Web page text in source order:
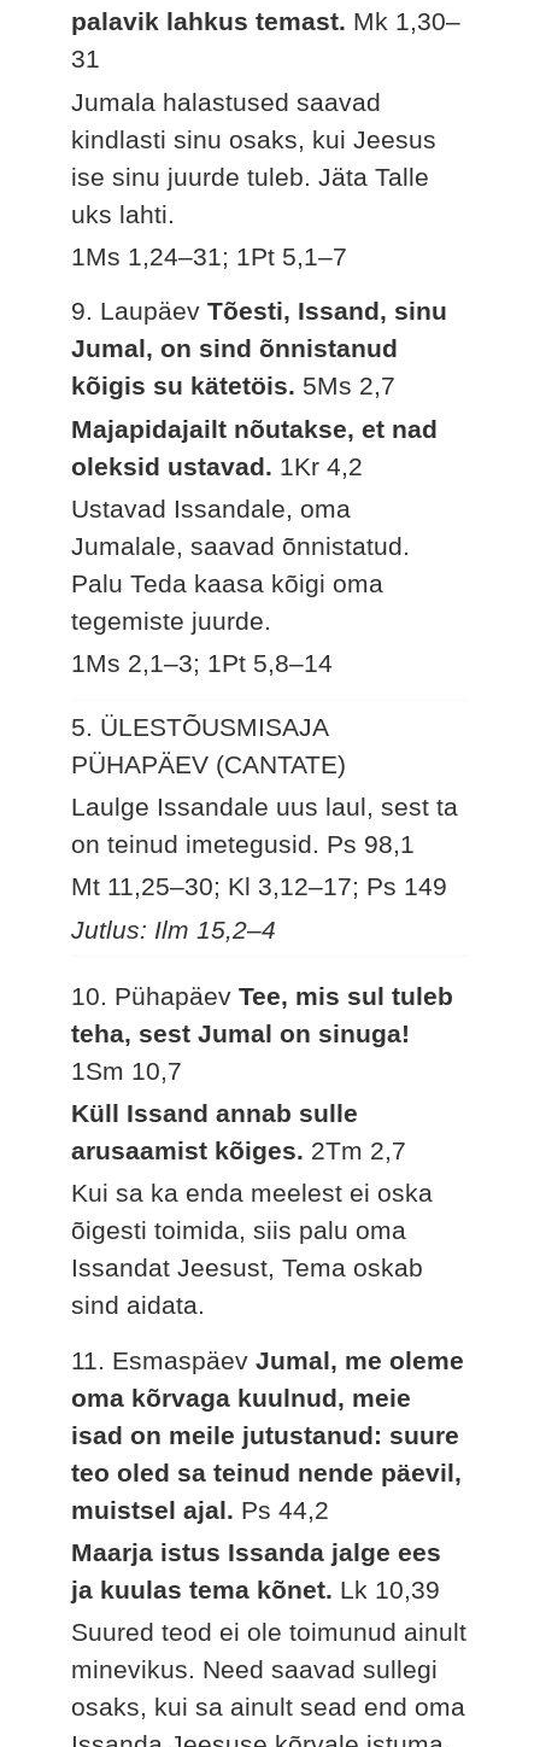
palavik lahkus temast. Mk 1,30–
31
Jumala halastused saavad
kindlasti sinu osaks, kui Jeesus
ise sinu juurde tuleb. Jäta Talle
uks lahti.
1Ms 1,24–31; 1Pt 5,1–7
9. LaupäevTõesti, Issand, sinu
Jumal, on sind õnnistanud
kõigis su kätetöis. 5Ms 2,7
Majapidajailt nõutakse, et nad
oleksid ustavad. 1Kr 4,2
Ustavad Issandale, oma
Jumalale, saavad õnnistatud.
Palu Teda kaasa kõigi oma
tegemiste juurde.
1Ms 2,1–3; 1Pt 5,8–14
5. ÜLESTÕUSMISAJA
PÜHAPÄEV (CANTATE)
Laulge Issandale uus laul, sest ta
on teinud imetegusid. Ps 98,1
Mt 11,25–30; Kl 3,12–17; Ps 149
Jutlus: Ilm 15,2–4
10. PühapäevTee, mis sul tuleb
teha, sest Jumal on sinuga!
1Sm 10,7
Küll Issand annab sulle
arusaamist kõiges. 2Tm 2,7
Kui sa ka enda meelest ei oska
õigesti toimida, siis palu oma
Issandat Jeesust, Tema oskab
sind aidata.
11. EsmaspäevJumal, me oleme
oma kõrvaga kuulnud, meie
isad on meile jutustanud: suure
teo oled sa teinud nende päevil,
muistsel ajal. Ps 44,2
Maarja istus Issanda jalge ees
ja kuulas tema kõnet. Lk 10,39
Suured teod ei ole toimunud ainult
minevikus. Need saavad sullegi
osaks, kui sa ainult sead end oma